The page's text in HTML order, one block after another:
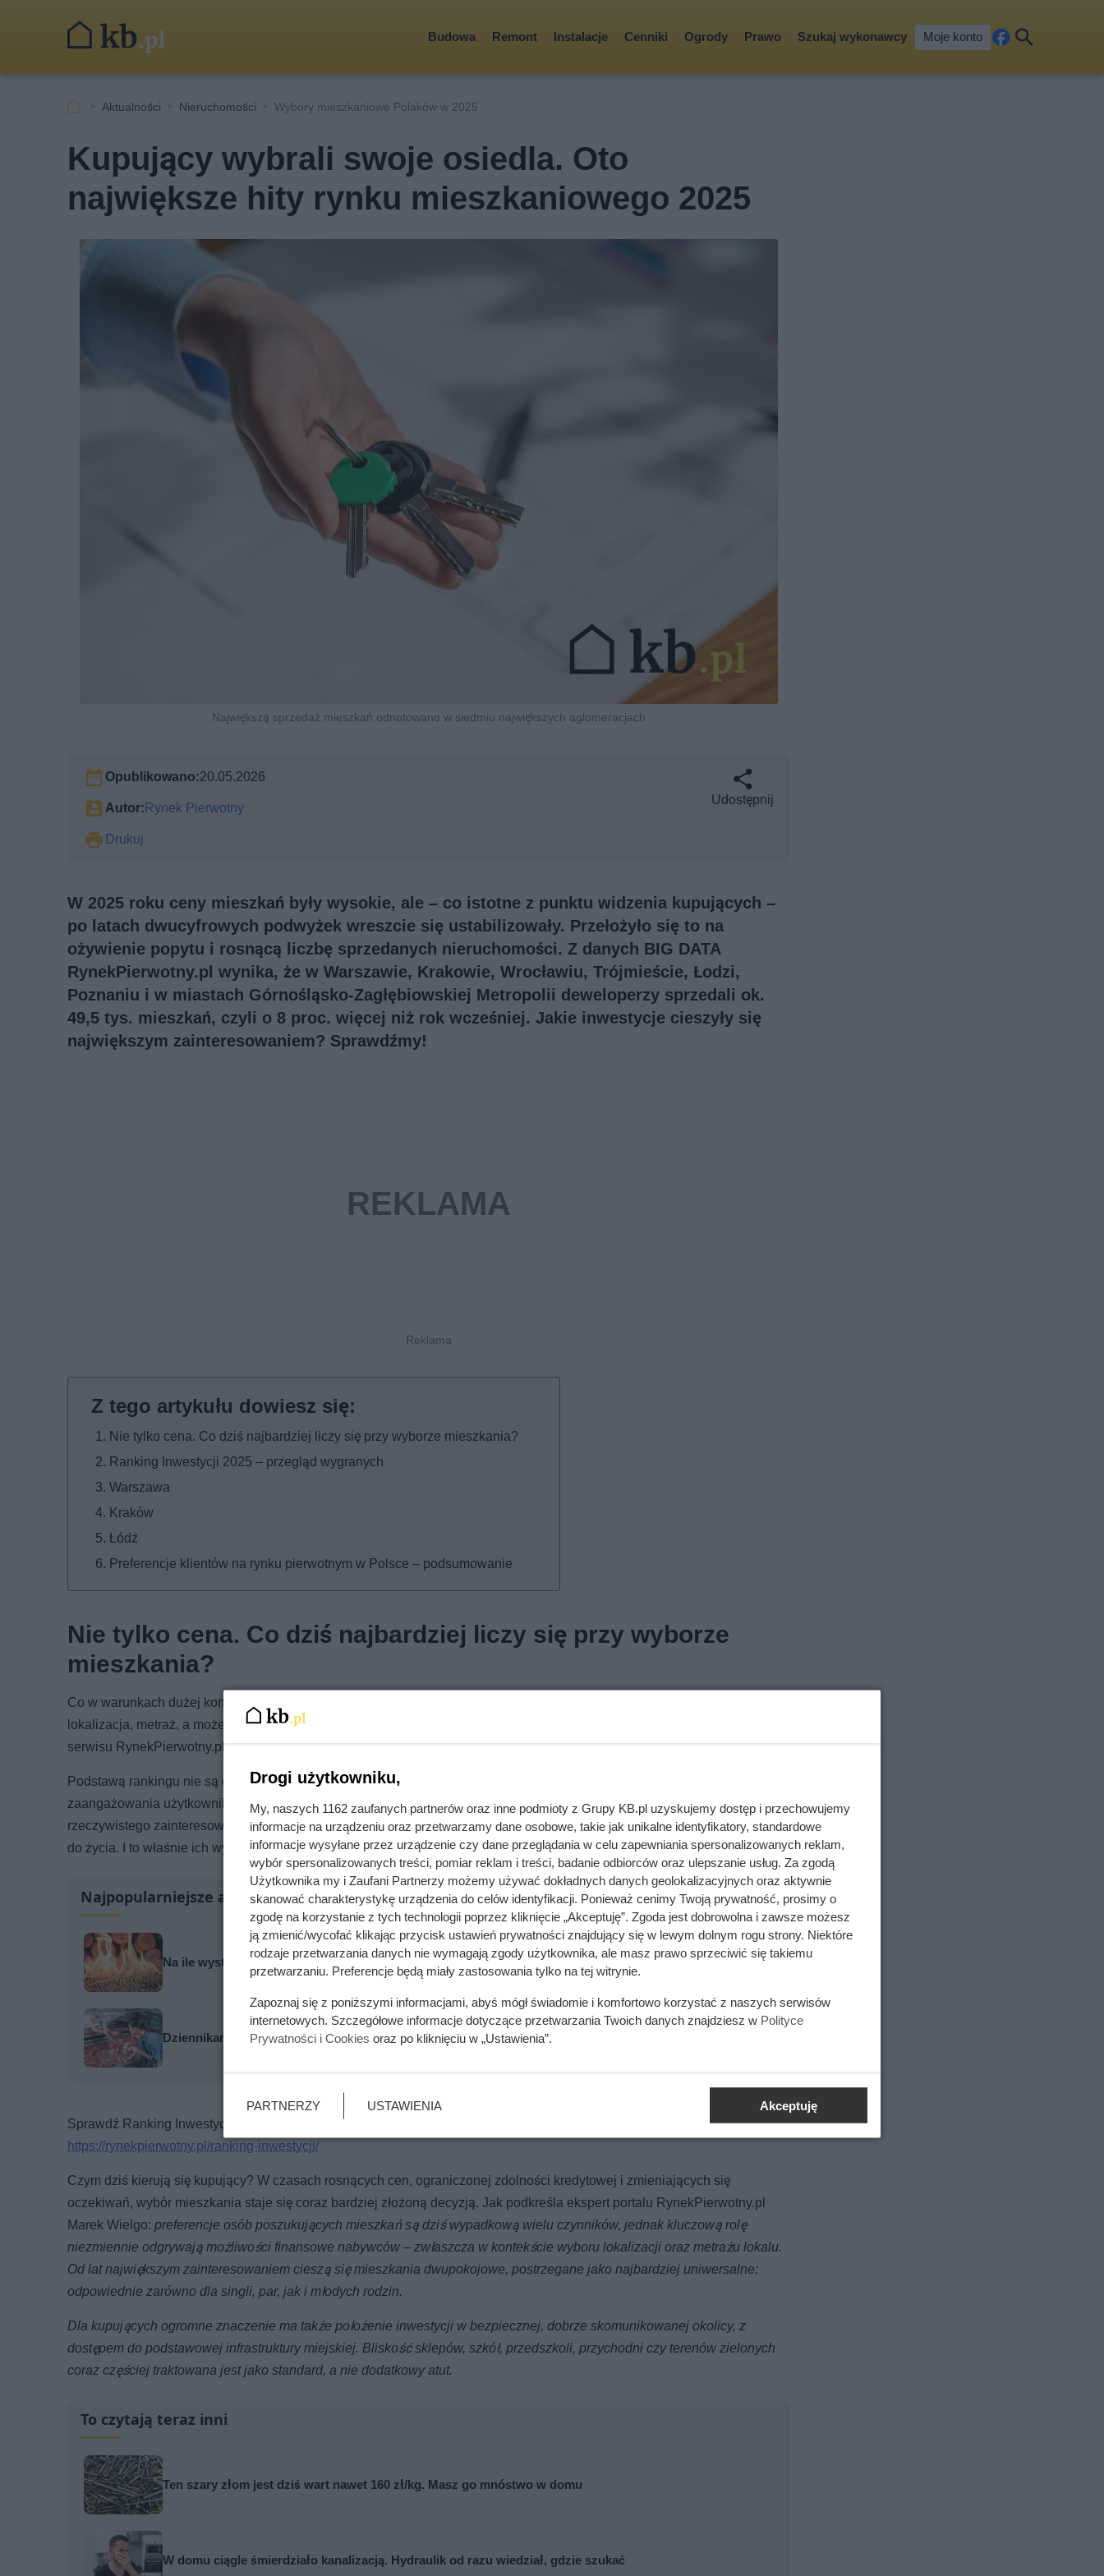
Budowa Remont Instalacje Cenniki Ogrody Prawo Szukaj wykonawcy Moje konto
cebkaj
Aktualności Nieruchomości Wybory mieszkaniowe Polaków w 2025
Kupujący wybrali swoje osiedla. Oto
największe hity rynku mieszkaniowego 2025
Największą sprzedaż mieszkań odnotowano w siedmiu największych aglomeracjach
Opublikowano:20.05.2026
Autor:Rynek Pierwotny
Drukuj
Udostępnij
W 2025 roku ceny mieszkań były wysokie, ale – co istotne z punktu widzenia kupujących –
po latach dwucyfrowych podwyżek wreszcie się ustabilizowały. Przełożyło się to na
ożywienie popytu i rosnącą liczbę sprzedanych nieruchomości. Z danych BIG DATA
RynekPierwotny.pl wynika, że w Warszawie, Krakowie, Wrocławiu, Trójmieście, Łodzi,
Poznaniu i w miastach Górnośląsko-Zagłębiowskiej Metropolii deweloperzy sprzedali ok.
49,5 tys. mieszkań, czyli o 8 proc. więcej niż rok wcześniej. Jakie inwestycje cieszyły się
największym zainteresowaniem? Sprawdźmy!
Nie tylko cena. Co dziś najbardziej liczy się przy wyborze mieszkania?
Ranking Inwestycji 2025 – przegląd wygranych
Warszawa
Kraków
Łódź
Preferencje klientów na rynku pierwotnym w Polsce – podsumowanie
Nie tylko cena. Co dziś najbardziej liczy się przy wyborze
mieszkania?
Co w warunkach dużej konkurencji i szerokiej oferty mieszkaniowej decyduje o popularności danej inwestycji – cena,
lokalizacja, metraż, a może dostęp do zieleni i komunikacji? Odpowiedzi na te pytania dostarcza Ranking Inwestycji 2025
serwisu RynekPierwotny.pl – zestawienie, które pokazuje realne preferencje kupujących w największych miastach w Polsce.
Podstawą rankingu nie są opinie ekspertów czy redakcyjne recenzje, ale konkretne dane: liczba odwiedzin oraz poziom
zaangażowania użytkowników serwisu względem konkretnych ofert deweloperskich. Ranking powstał na podstawie
rzeczywistego zainteresowania użytkowników portalu RynekPierwotny.pl – tych, którzy poszukują swojego nowego miejsca
do życia. I to właśnie ich wybory mówią dziś najwięcej o tym, co liczy się na rynku nieruchomości.
Najpopularniejsze artykuły
Na ile wystarcza tona pelletu? Wynik zależy głównie od jednego elementu domu
Dziennikarze ujawnili pochodzenie mięsa z Dino. Klienci zaskoczeni
Sprawdź Ranking Inwestycji 2025 i zobacz, które projekty cieszyły się największym zainteresowaniem:
https://rynekpierwotny.pl/ranking-inwestycji/
Czym dziś kierują się kupujący? W czasach rosnących cen, ograniczonej zdolności kredytowej i zmieniających się
oczekiwań, wybór mieszkania staje się coraz bardziej złożoną decyzją. Jak podkreśla ekspert portalu RynekPierwotny.pl
Marek Wielgo: preferencje osób poszukujących mieszkań są dziś wypadkową wielu czynników, jednak kluczową rolę
niezmiennie odgrywają możliwości finansowe nabywców – zwłaszcza w kontekście wyboru lokalizacji oraz metrażu lokalu.
Od lat największym zainteresowaniem cieszą się mieszkania dwupokojowe, postrzegane jako najbardziej uniwersalne:
odpowiednie zarówno dla singli, par, jak i młodych rodzin.
Dla kupujących ogromne znaczenie ma także położenie inwestycji w bezpiecznej, dobrze skomunikowanej okolicy, z
dostępem do podstawowej infrastruktury miejskiej. Bliskość sklepów, szkół, przedszkoli, przychodni czy terenów zielonych
coraz częściej traktowana jest jako standard, a nie dodatkowy atut.
To czytają teraz inni
Ten szary złom jest dziś wart nawet 160 zł/kg. Masz go mnóstwo w domu
W domu ciągle śmierdziało kanalizacją. Hydraulik od razu wiedział, gdzie szukać
Drogi użytkowniku,
My, naszych 1162 zaufanych partnerów oraz inne podmioty z Grupy KB.pl uzyskujemy dostęp i przechowujemy
informacje na urządzeniu oraz przetwarzamy dane osobowe, takie jak unikalne identyfikatory, standardowe
informacje wysyłane przez urządzenie czy dane przeglądania w celu zapewniania spersonalizowanych reklam,
wybór spersonalizowanych treści, pomiar reklam i treści, badanie odbiorców oraz ulepszanie usług. Za zgodą
Użytkownika my i Zaufani Partnerzy możemy używać dokładnych danych geolokalizacyjnych oraz aktywnie
skanować charakterystykę urządzenia do celów identyfikacji. Ponieważ cenimy Twoją prywatność, prosimy o
zgodę na korzystanie z tych technologii poprzez kliknięcie „Akceptuję”. Zgoda jest dobrowolna i zawsze możesz
ją zmienić/wycofać klikając przycisk ustawień prywatności znajdujący się w lewym dolnym rogu strony. Niektóre
rodzaje przetwarzania danych nie wymagają zgody użytkownika, ale masz prawo sprzeciwić się takiemu
przetwarzaniu. Preferencje będą miały zastosowania tylko na tej witrynie.
Zapoznaj się z poniższymi informacjami, abyś mógł świadomie i komfortowo korzystać z naszych serwisów
internetowych. Szczegółowe informacje dotyczące przetwarzania Twoich danych znajdziesz w Polityce
Prywatności i Cookies oraz po kliknięciu w „Ustawienia”.
PARTNERZY USTAWIENIA Akceptuję